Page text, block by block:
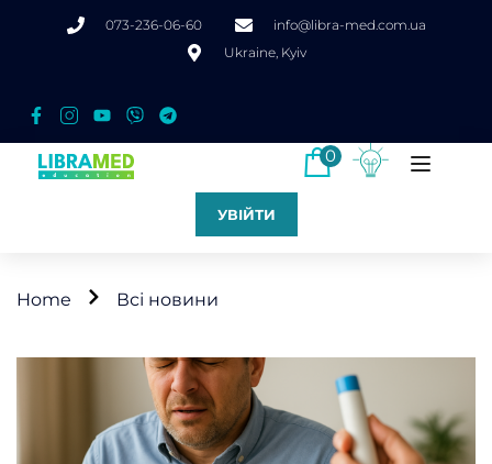
073-236-06-60
info@libra-med.com.ua
Ukraine, Kyiv
0
УВІЙТИ
Home Всі новини